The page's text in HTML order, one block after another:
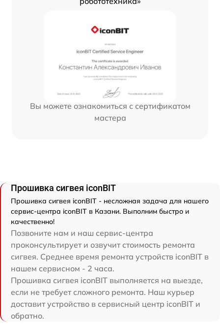
Вы можете ознакомиться с сертификатом
мастера
Прошивка сигвея iconBIT
Прошивка сигвея iconBIT - несложная задача для нашего
сервис-центра iconBIT в Казани. Выполним быстро и
качественно!
Позвоните нам и наш сервис-центра
проконсультирует и озвучит стоимость ремонта
сигвея. Среднее время ремонта устройств iconBIT в
нашем сервисном - 2 часа.
Прошивка сигвея iconBIT выполняется на выезде,
если не требует сложного ремонта. Наш курьер
доставит устройство в сервисный центр iconBIT и
обратно.